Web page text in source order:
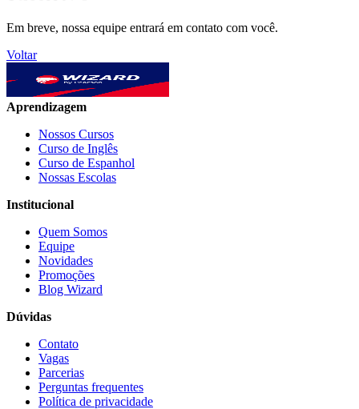
Em breve, nossa equipe entrará em contato com você.
Voltar
Aprendizagem
Nossos Cursos
Curso de Inglês
Curso de Espanhol
Nossas Escolas
Institucional
Quem Somos
Equipe
Novidades
Promoções
Blog Wizard
Dúvidas
Contato
Vagas
Parcerias
Perguntas frequentes
Política de privacidade